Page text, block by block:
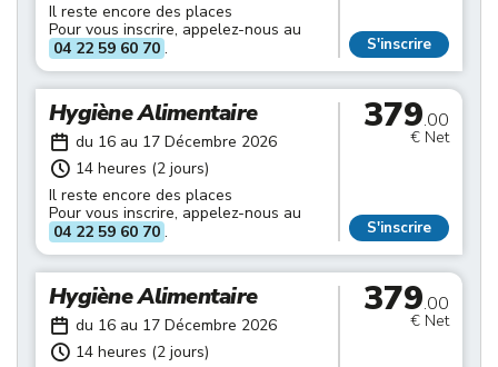
Il reste encore des places
Pour vous inscrire, appelez-nous au
04 22 59 60 70 . S'inscrire
Hygiène Alimentaire
du 16 au 17 Décembre 2026
14 heures (2 jours)
Il reste encore des places
Pour vous inscrire, appelez-nous au
04 22 59 60 70 .
379.00
€ Net
S'inscrire
Hygiène Alimentaire
du 16 au 17 Décembre 2026
14 heures (2 jours)
379.00
€ Net